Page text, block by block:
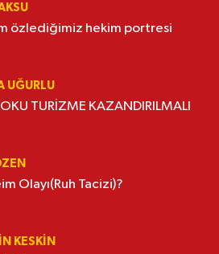
özlediğimiz hekim portresi
UĞURLU
TURİZME KAZANDIRILMALI
Olayı(Ruh Tacizi)?
KESKİN